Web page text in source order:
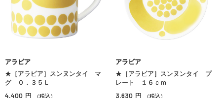
アラビア
★［アラビア］スンヌンタイ マ
グ ０．３５Ｌ
4,400 円 （税込）
アラビア
★［アラビア］スンヌンタイ プ
レート １６ｃｍ
3,630 円 （税込）